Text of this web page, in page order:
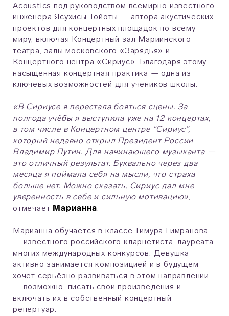
Acoustics под руководством всемирно известного
инженера Ясухисы Тойоты — автора акустических
проектов для концертных площадок по всему
миру, включая Концертный зал Мариинского
театра, залы московского «Зарядья» и
Концертного центра «Сириус». Благодаря этому
насыщенная концертная практика — одна из
ключевых возможностей для учеников школы.
«В Сириусе я перестала бояться сцены. За
полгода учёбы я выступила уже на 12 концертах,
в том числе в Концертном центре “Сириус”,
который недавно открыл Президент России
Владимир Путин. Для начинающего музыканта —
это отличный результат. Буквально через два
месяца я поймала себя на мысли, что страха
больше нет. Можно сказать, Сириус дал мне
уверенность в себе и сильную мотивацию», —
отмечает Марианна.
Марианна обучается в классе Тимура Гимранова
— известного российского кларнетиста, лауреата
многих международных конкурсов. Девушка
активно занимается композицией и в будущем
хочет серьёзно развиваться в этом направлении
— возможно, писать свои произведения и
включать их в собственный концертный
репертуар.